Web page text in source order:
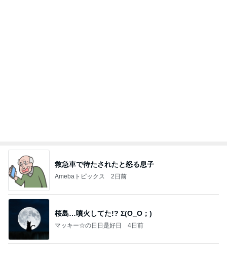
救急車で待たされたと怒る息子
Amebaトピックス 2日前
桜島…噴火してた!? Σ(O_O；)
マッキー☆の日日是好日 4日前